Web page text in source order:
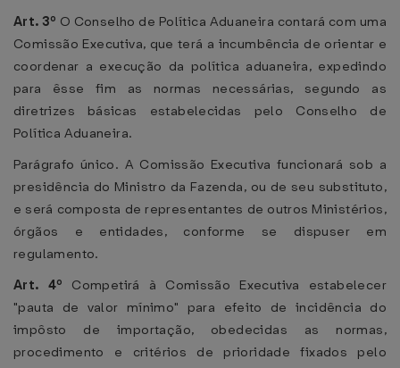
Art. 3º O Conselho de Política Aduaneira contará com uma
Comissão Executiva, que terá a incumbência de orientar e
coordenar a execução da política aduaneira, expedindo
para êsse fim as normas necessárias, segundo as
diretrizes básicas estabelecidas pelo Conselho de
Política Aduaneira.
Parágrafo único. A Comissão Executiva funcionará sob a
presidência do Ministro da Fazenda, ou de seu substituto,
e será composta de representantes de outros Ministérios,
órgãos e entidades, conforme se dispuser em
regulamento.
Art. 4º Competirá à Comissão Executiva estabelecer
"pauta de valor mínimo" para efeito de incidência do
impôsto de importação, obedecidas as normas,
procedimento e critérios de prioridade fixados pelo